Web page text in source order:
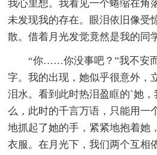
我心里想。我看见一个蜷缩在角
未发现我的存在。眼泪依旧像受
散。借着月光发觉竟然是我的同
“你……你没事吧？”我不安而
字。我的出现，她似乎很意外，
泪水。看到此时热泪盈眶的`她
么，此时的千言万语，只能用一
地抓起了她的手，紧紧地抱着她
衣服。在月光下，我们两个互相